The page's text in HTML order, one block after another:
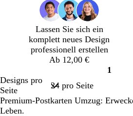
Lassen Sie sich ein
komplett neues Design
professionell erstellen
Ab 12,00 €
Seite
1
Designs pro
Seite
Premium-Postkarten Umzug:
Leben.